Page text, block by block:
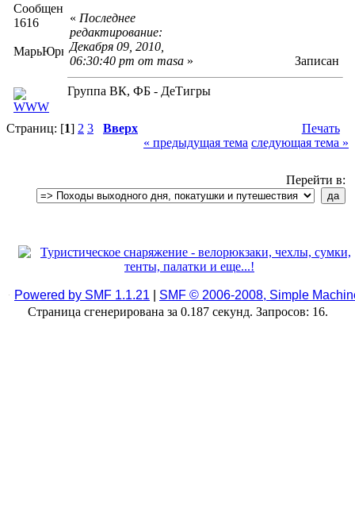
Сообщений:
1616
МарьЮрьна
« Последнее
редактирование:
Декабря 09, 2010,
06:30:40 pm от masa » Записан
Группа ВК, ФБ - ДеТигры
Страниц: [1] 2 3 Вверх
Печать
« предыдущая тема следующая тема »
Перейти в:
Powered by SMF 1.1.21
SMF © 2006-2008, Simple
Страница сгенерирована за 0.187 секунд. Запросов: 16.